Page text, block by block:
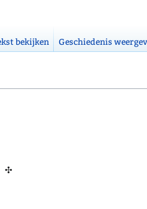
✣
bekijken Geschiedenis